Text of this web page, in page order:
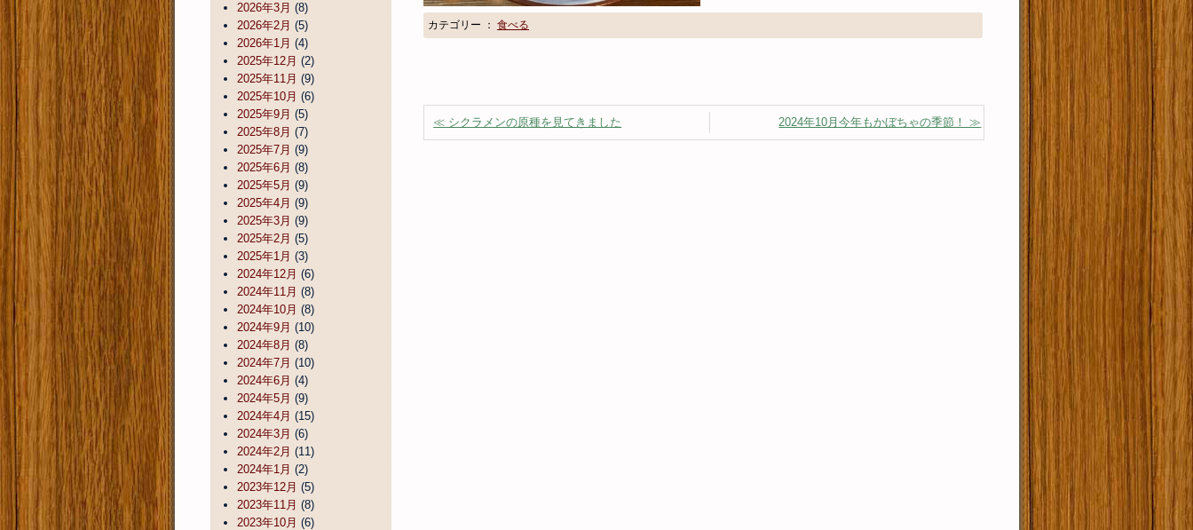
カテゴリー ： 食べる
≪ シクラメンの原種を見てきました 2024年10月今年もかぼちゃの季節！ ≫
2026年3月 (8)
2026年2月 (5)
2026年1月 (4)
2025年12月 (2)
2025年11月 (9)
2025年10月 (6)
2025年9月 (5)
2025年8月 (7)
2025年7月 (9)
2025年6月 (8)
2025年5月 (9)
2025年4月 (9)
2025年3月 (9)
2025年2月 (5)
2025年1月 (3)
2024年12月 (6)
2024年11月 (8)
2024年10月 (8)
2024年9月 (10)
2024年8月 (8)
2024年7月 (10)
2024年6月 (4)
2024年5月 (9)
2024年4月 (15)
2024年3月 (6)
2024年2月 (11)
2024年1月 (2)
2023年12月 (5)
2023年11月 (8)
2023年10月 (6)